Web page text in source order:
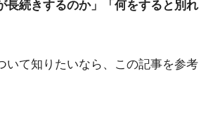
長続きするのか」「何をすると別れ
いて知りたいなら、この記事を参考